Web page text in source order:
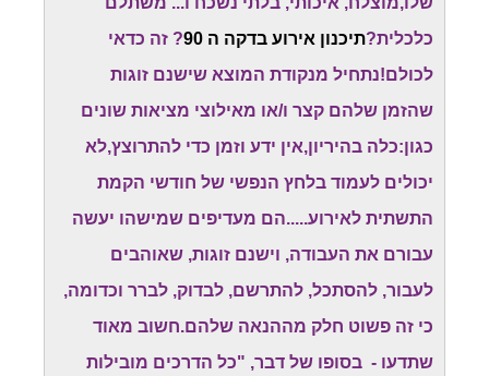
כלכלית?תיכנון אירוע בדקה ה 90
? זה כדאי
לכולם!נתחיל מנקודת המוצא שישנם זוגות
שהזמן שלהם קצר ו/או מאילוצי מציאות שונים
כגון:כלה בהיריון,אין ידע וזמן כדי להתרוצץ,לא
יכולים לעמוד בלחץ הנפשי של חודשי הקמת
התשתית לאירוע.....הם מעדיפים שמישהו יעשה
עבורם את העבודה, וישנם זוגות, שאוהבים
לעבור, להסתכל, להתרשם, לבדוק, לברר וכדומה,
כי זה פשוט חלק מההנאה שלהם.חשוב מאוד
שתדעו - בסופו של דבר, "כל הדרכים מובילות